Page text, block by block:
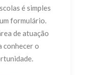
é simples
formulário.
de atuação
conhecer o